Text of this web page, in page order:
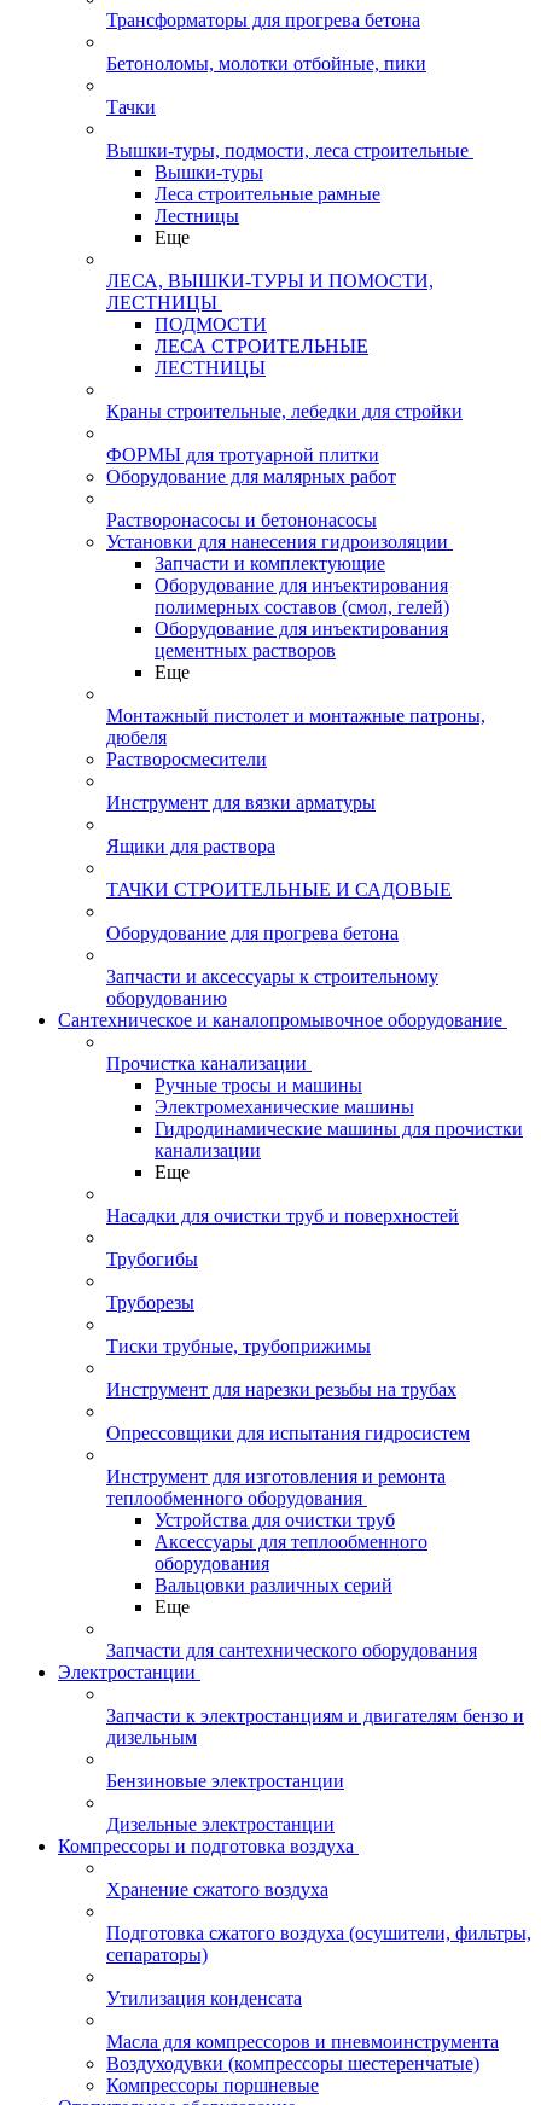
Трансформаторы для прогрева бетона
Бетоноломы, молотки отбойные, пики
Тачки
Вышки-туры, подмости, леса строительные
Вышки-туры
Леса строительные рамные
Лестницы
Еще
ЛЕСА, ВЫШКИ-ТУРЫ И ПОМОСТИ,
ЛЕСТНИЦЫ
ПОДМОСТИ
ЛЕСА СТРОИТЕЛЬНЫЕ
ЛЕСТНИЦЫ
Краны строительные, лебедки для стройки
ФОРМЫ для тротуарной плитки
Оборудование для малярных работ
Растворонасосы и бетононасосы
Установки для нанесения гидроизоляции
Запчасти и комплектующие
Оборудование для инъектирования
полимерных составов (смол, гелей)
Оборудование для инъектирования
цементных растворов
Еще
Монтажный пистолет и монтажные патроны,
дюбеля
Растворосмесители
Инструмент для вязки арматуры
Ящики для раствора
ТАЧКИ СТРОИТЕЛЬНЫЕ И САДОВЫЕ
Оборудование для прогрева бетона
Запчасти и аксессуары к строительному
оборудованию
Сантехническое и каналопромывочное оборудование
Прочистка канализации
Ручные тросы и машины
Электромеханические машины
Гидродинамические машины для прочистки
канализации
Еще
Насадки для очистки труб и поверхностей
Трубогибы
Труборезы
Тиски трубные, трубоприжимы
Инструмент для нарезки резьбы на трубах
Опрессовщики для испытания гидросистем
Инструмент для изготовления и ремонта
теплообменного оборудования
Устройства для очистки труб
Аксессуары для теплообменного
оборудования
Вальцовки различных серий
Еще
Запчасти для сантехнического оборудования
Электростанции
Запчасти к электростанциям и двигателям бензо и
дизельным
Бензиновые электростанции
Дизельные электростанции
Компрессоры и подготовка воздуха
Хранение сжатого воздуха
Подготовка сжатого воздуха (осушители, фильтры,
сепараторы)
Утилизация конденсата
Масла для компрессоров и пневмоинструмента
Воздуходувки (компрессоры шестеренчатые)
Компрессоры поршневые